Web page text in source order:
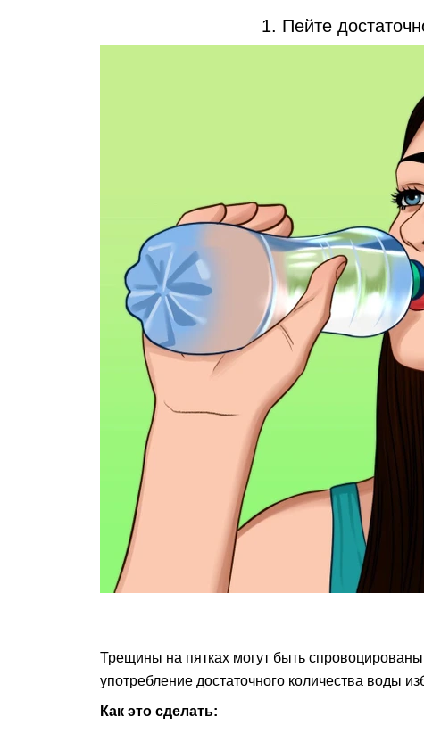
1. Пейте
Трещины на пятках могут быть спровоцированы
употребление достаточного количества воды
Как это сделать: